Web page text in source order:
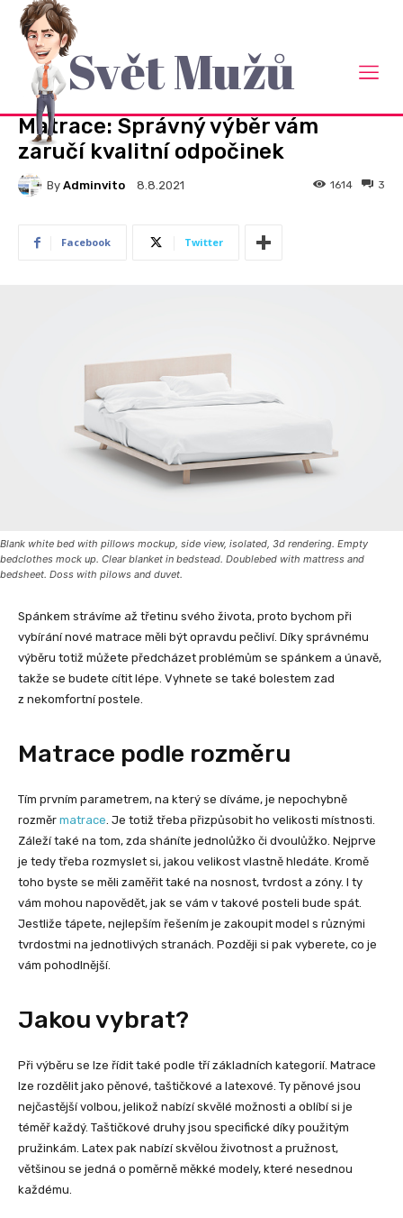
Svět Mužů
Domů Bydlení
BYDLENÍ
Matrace: Správný výběr vám
zaručí kvalitní odpočinek
By Adminvito 8.8.2021 3
1614
Facebook Twitter
Blank white bed with pillows mockup, side view, isolated, 3d rendering. Empty
bedclothes mock up. Clear blanket in bedstead. Doublebed with mattress and
bedsheet. Doss with pilows and duvet.
Spánkem strávíme až třetinu svého života, proto bychom při
vybírání nové matrace měli být opravdu pečliví. Díky správnému
výběru totiž můžete předcházet problémům se spánkem a únavě,
takže se budete cítit lépe. Vyhnete se také bolestem zad
z nekomfortní postele.
Matrace podle rozměru
Tím prvním parametrem, na který se díváme, je nepochybně
rozměr matrace. Je totiž třeba přizpůsobit ho velikosti místnosti.
Záleží také na tom, zda sháníte jednolůžko či dvoulůžko. Nejprve
je tedy třeba rozmyslet si, jakou velikost vlastně hledáte. Kromě
toho byste se měli zaměřit také na nosnost, tvrdost a zóny. I ty
vám mohou napovědět, jak se vám v takové posteli bude spát.
Jestliže tápete, nejlepším řešením je zakoupit model s různými
tvrdostmi na jednotlivých stranách. Později si pak vyberete, co je
vám pohodlnější.
Jakou vybrat?
Při výběru se lze řídit také podle tří základních kategorií. Matrace
lze rozdělit jako pěnové, taštičkové a latexové. Ty pěnové jsou
nejčastější volbou, jelikož nabízí skvělé možnosti a oblíbí si je
téměř každý. Taštičkové druhy jsou specifické díky použitým
pružinkám. Latex pak nabízí skvělou životnost a pružnost,
většinou se jedná o poměrně měkké modely, které nesednou
každému.